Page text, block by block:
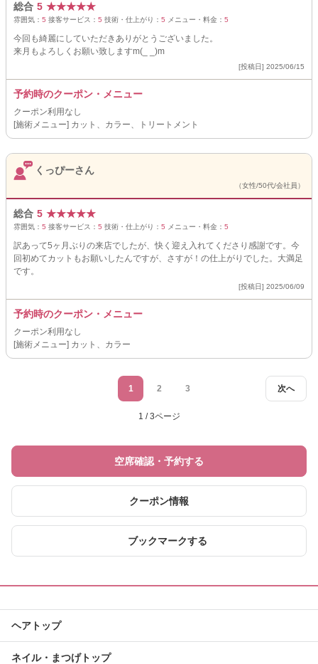
総合 5 ★★★★★
雰囲気： 5 接客サービス： 5 技術・仕上がり： 5 メニュー・料金： 5
今回も綺麗にしていただきありがとうございました。
来月もよろしくお願い致しますm(_ _)m
[投稿日] 2025/06/15
予約時のクーポン・メニュー
クーポン利用なし
[施術メニュー] カット、カラー、トリートメント
くっぴーさん
（女性/50代/会社員）
総合 5 ★★★★★
雰囲気： 5 接客サービス： 5 技術・仕上がり： 5 メニュー・料金： 5
訳あって5ヶ月ぶりの来店でしたが、快く迎え入れてくださり感謝です。今
回初めてカットもお願いしたんですが、さすが！の仕上がりでした。大満足
です。
[投稿日] 2025/06/09
予約時のクーポン・メニュー
クーポン利用なし
[施術メニュー] カット、カラー
次へ
1 2 3
1 / 3ページ
空席確認・予約する
クーポン情報
ブックマークする
ヘアトップ
ネイル・まつげトップ